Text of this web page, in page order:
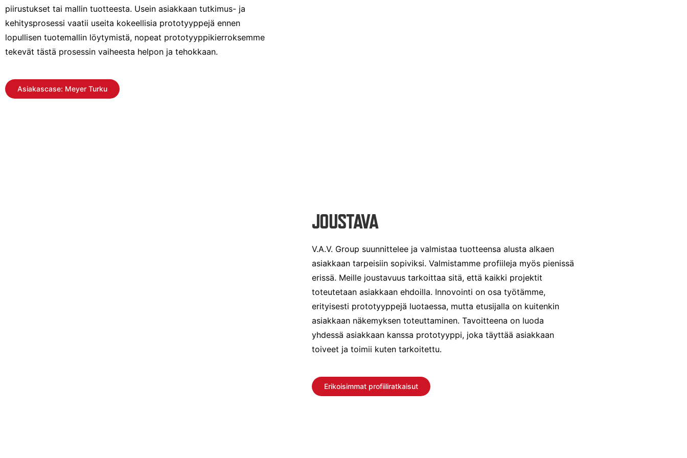
piirustukset tai mallin tuotteesta. Usein asiakkaan tutkimus- ja
kehitysprosessi vaatii useita kokeellisia prototyyppejä ennen
lopullisen tuotemallin löytymistä, nopeat prototyyppikierroksemme
tekevät tästä prosessin vaiheesta helpon ja tehokkaan.
Asiakascase: Meyer Turku
JOUSTAVA
V.A.V. Group suunnittelee ja valmistaa tuotteensa alusta alkaen
asiakkaan tarpeisiin sopiviksi. Valmistamme profiileja myös pienissä
erissä. Meille joustavuus tarkoittaa sitä, että kaikki projektit
toteutetaan asiakkaan ehdoilla. Innovointi on osa työtämme,
erityisesti prototyyppejä luotaessa, mutta etusijalla on kuitenkin
asiakkaan näkemyksen toteuttaminen. Tavoitteena on luoda
yhdessä asiakkaan kanssa prototyyppi, joka täyttää asiakkaan
toiveet ja toimii kuten tarkoitettu.
Erikoisimmat profiiliratkaisut